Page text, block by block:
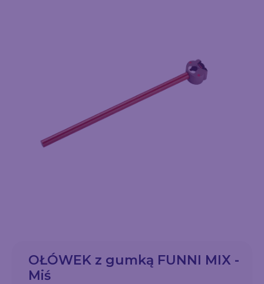
OŁÓWEK z gumką FUNNI MIX -
Miś